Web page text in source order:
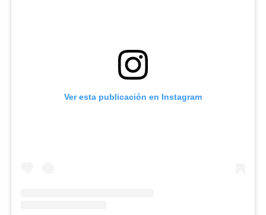
Ver esta publicación en Instagram